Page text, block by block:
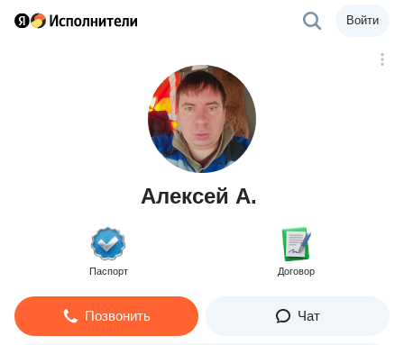
Войти
Алексей А.
Паспорт Договор
Позвонить Чат